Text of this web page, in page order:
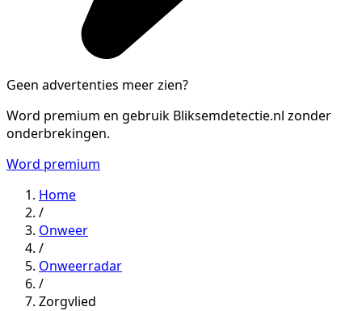
Geen advertenties meer zien?
Word premium en gebruik Bliksemdetectie.nl zonder
onderbrekingen.
Word premium
Home
/
Onweer
/
Onweerradar
/
Zorgvlied